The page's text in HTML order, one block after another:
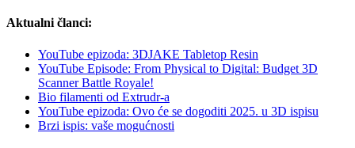
Aktualni članci:
YouTube epizoda: 3DJAKE Tabletop Resin
YouTube Episode: From Physical to Digital: Budget 3D
Scanner Battle Royale!
Bio filamenti od Extrudr-a
YouTube epizoda: Ovo će se dogoditi 2025. u 3D ispisu
Brzi ispis: vaše mogućnosti